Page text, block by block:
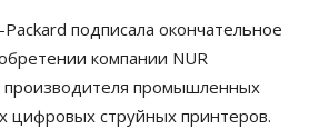
подписала окончательное
компании NUR
производителя промышленных
струйных принтеров.